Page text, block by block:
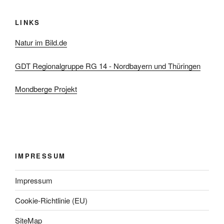
LINKS
Natur im Bild.de
GDT Regionalgruppe RG 14 - Nordbayern und Thüringen
Mondberge Projekt
IMPRESSUM
Impressum
Cookie-Richtlinie (EU)
SiteMap